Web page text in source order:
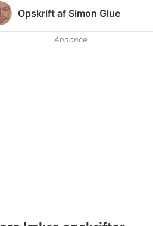
Opskrift af Simon Glue
Annonce